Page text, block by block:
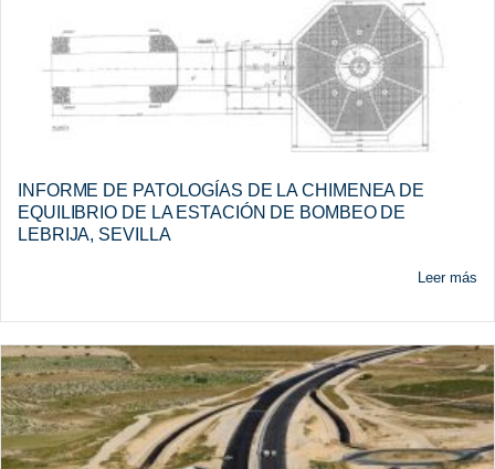
INFORME DE PATOLOGÍAS DE LA CHIMENEA DE
EQUILIBRIO DE LA ESTACIÓN DE BOMBEO DE
LEBRIJA, SEVILLA
Leer más